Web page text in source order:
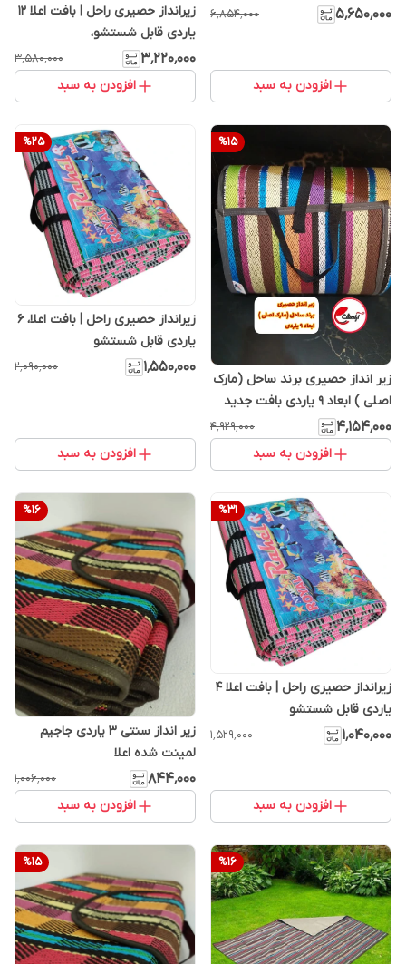
جنس اعلا
۵٬۶۵۰٬۰۰۰ ۶٬۸۵۴٬۰۰۰
افزودن به سبد
زیرانداز حصیری راحل | بافت اعلا 12
یاردی قابل شستشو،
۳٬۲۲۰٬۰۰۰ ۳٬۵۸۰٬۰۰۰
افزودن به سبد
%15
زیر انداز حصیری برند ساحل (مارک
اصلی ) ابعاد 9 یاردی بافت جدید
۴٬۱۵۴٬۰۰۰ ۴٬۹۲۹٬۰۰۰
افزودن به سبد
%25
زیرانداز حصیری راحل | بافت اعلا، 6
یاردی قابل شستشو
۱٬۵۵۰٬۰۰۰ ۲٬۰۹۰٬۰۰۰
افزودن به سبد
%31
زیرانداز حصیری راحل | بافت اعلا 4
یاردی قابل شستشو
۱٬۰۴۰٬۰۰۰ ۱٬۵۲۹٬۰۰۰
افزودن به سبد
%16
زیر انداز سنتی 3 یاردی جاجیم
لمینت شده اعلا
۸۴۴٬۰۰۰ ۱٬۰۰۶٬۰۰۰
افزودن به سبد
%16
%15